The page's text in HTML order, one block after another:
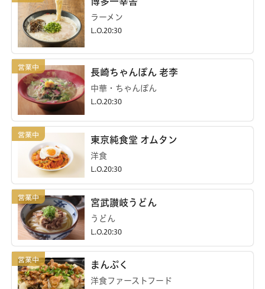
ラーメン
L.O.20:30
長崎ちゃんぽん 老李
中華・ちゃんぽん
L.O.20:30
東京純食堂 オムタン
洋食
L.O.20:30
宮武讃岐うどん
うどん
L.O.20:30
まんぷく
洋食ファーストフード